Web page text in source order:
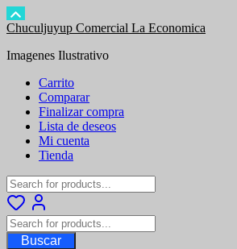
Saltar
contenido
Chuculjuyup Comercial La Economica
Imagenes Ilustrativo
Carrito
Comparar
Finalizar compra
Lista de deseos
Mi cuenta
Tienda
Buscar